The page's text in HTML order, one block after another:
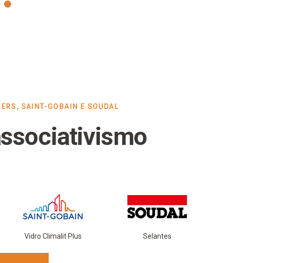
SAINT-GOBAIN E SOUDAL
Vidro Climalit Plus Selantes